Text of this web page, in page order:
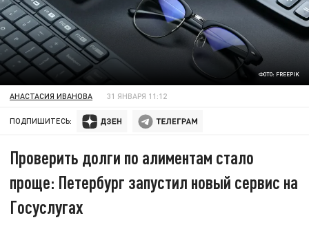
ФОТО: FREEPIK
АНАСТАСИЯ ИВАНОВА 31 ЯНВАРЯ 11:12
ПОДПИШИТЕСЬ:
Проверить долги по алиментам стало
проще: Петербург запустил новый сервис на
Госуслугах